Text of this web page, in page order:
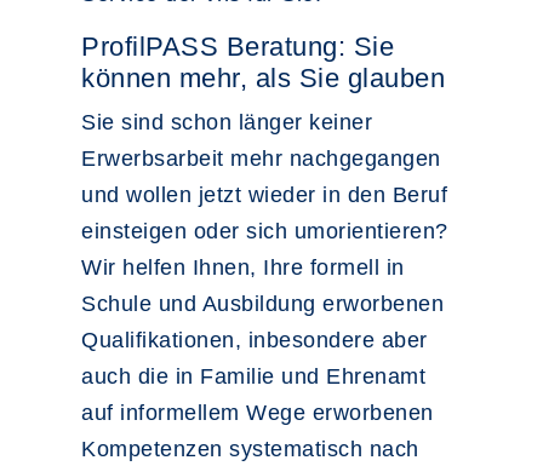
ProfilPASS Beratung: Sie
können mehr, als Sie glauben
Sie sind schon länger keiner
Erwerbsarbeit mehr nachgegangen
und wollen jetzt wieder in den Beruf
einsteigen oder sich umorientieren?
Wir helfen Ihnen, Ihre formell in
Schule und Ausbildung erworbenen
Qualifikationen, inbesondere aber
auch die in Familie und Ehrenamt
auf informellem Wege erworbenen
Kompetenzen systematisch nach